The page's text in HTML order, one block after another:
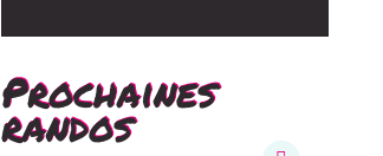
Prochaines
randos